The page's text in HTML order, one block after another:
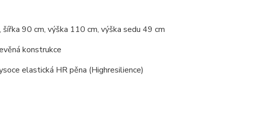
90 cm, výška 110 cm, výška sedu 49 cm
konstrukce
elastická HR pěna (Highresilience)